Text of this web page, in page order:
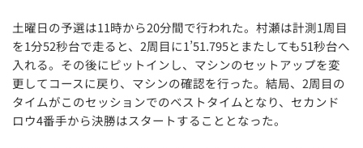
土曜日の予選は11時から20分間で行われた。村瀬は計測1周目
を1分52秒台で走ると、2周目に1’51.795とまたしても51秒台へ
入れる。その後にピットインし、マシンのセットアップを変
更してコースに戻り、マシンの確認を行った。結局、2周目の
タイムがこのセッションでのベストタイムとなり、セカンド
ロウ4番手から決勝はスタートすることとなった。